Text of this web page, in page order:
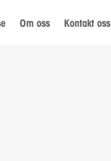
Om oss Kontakt oss